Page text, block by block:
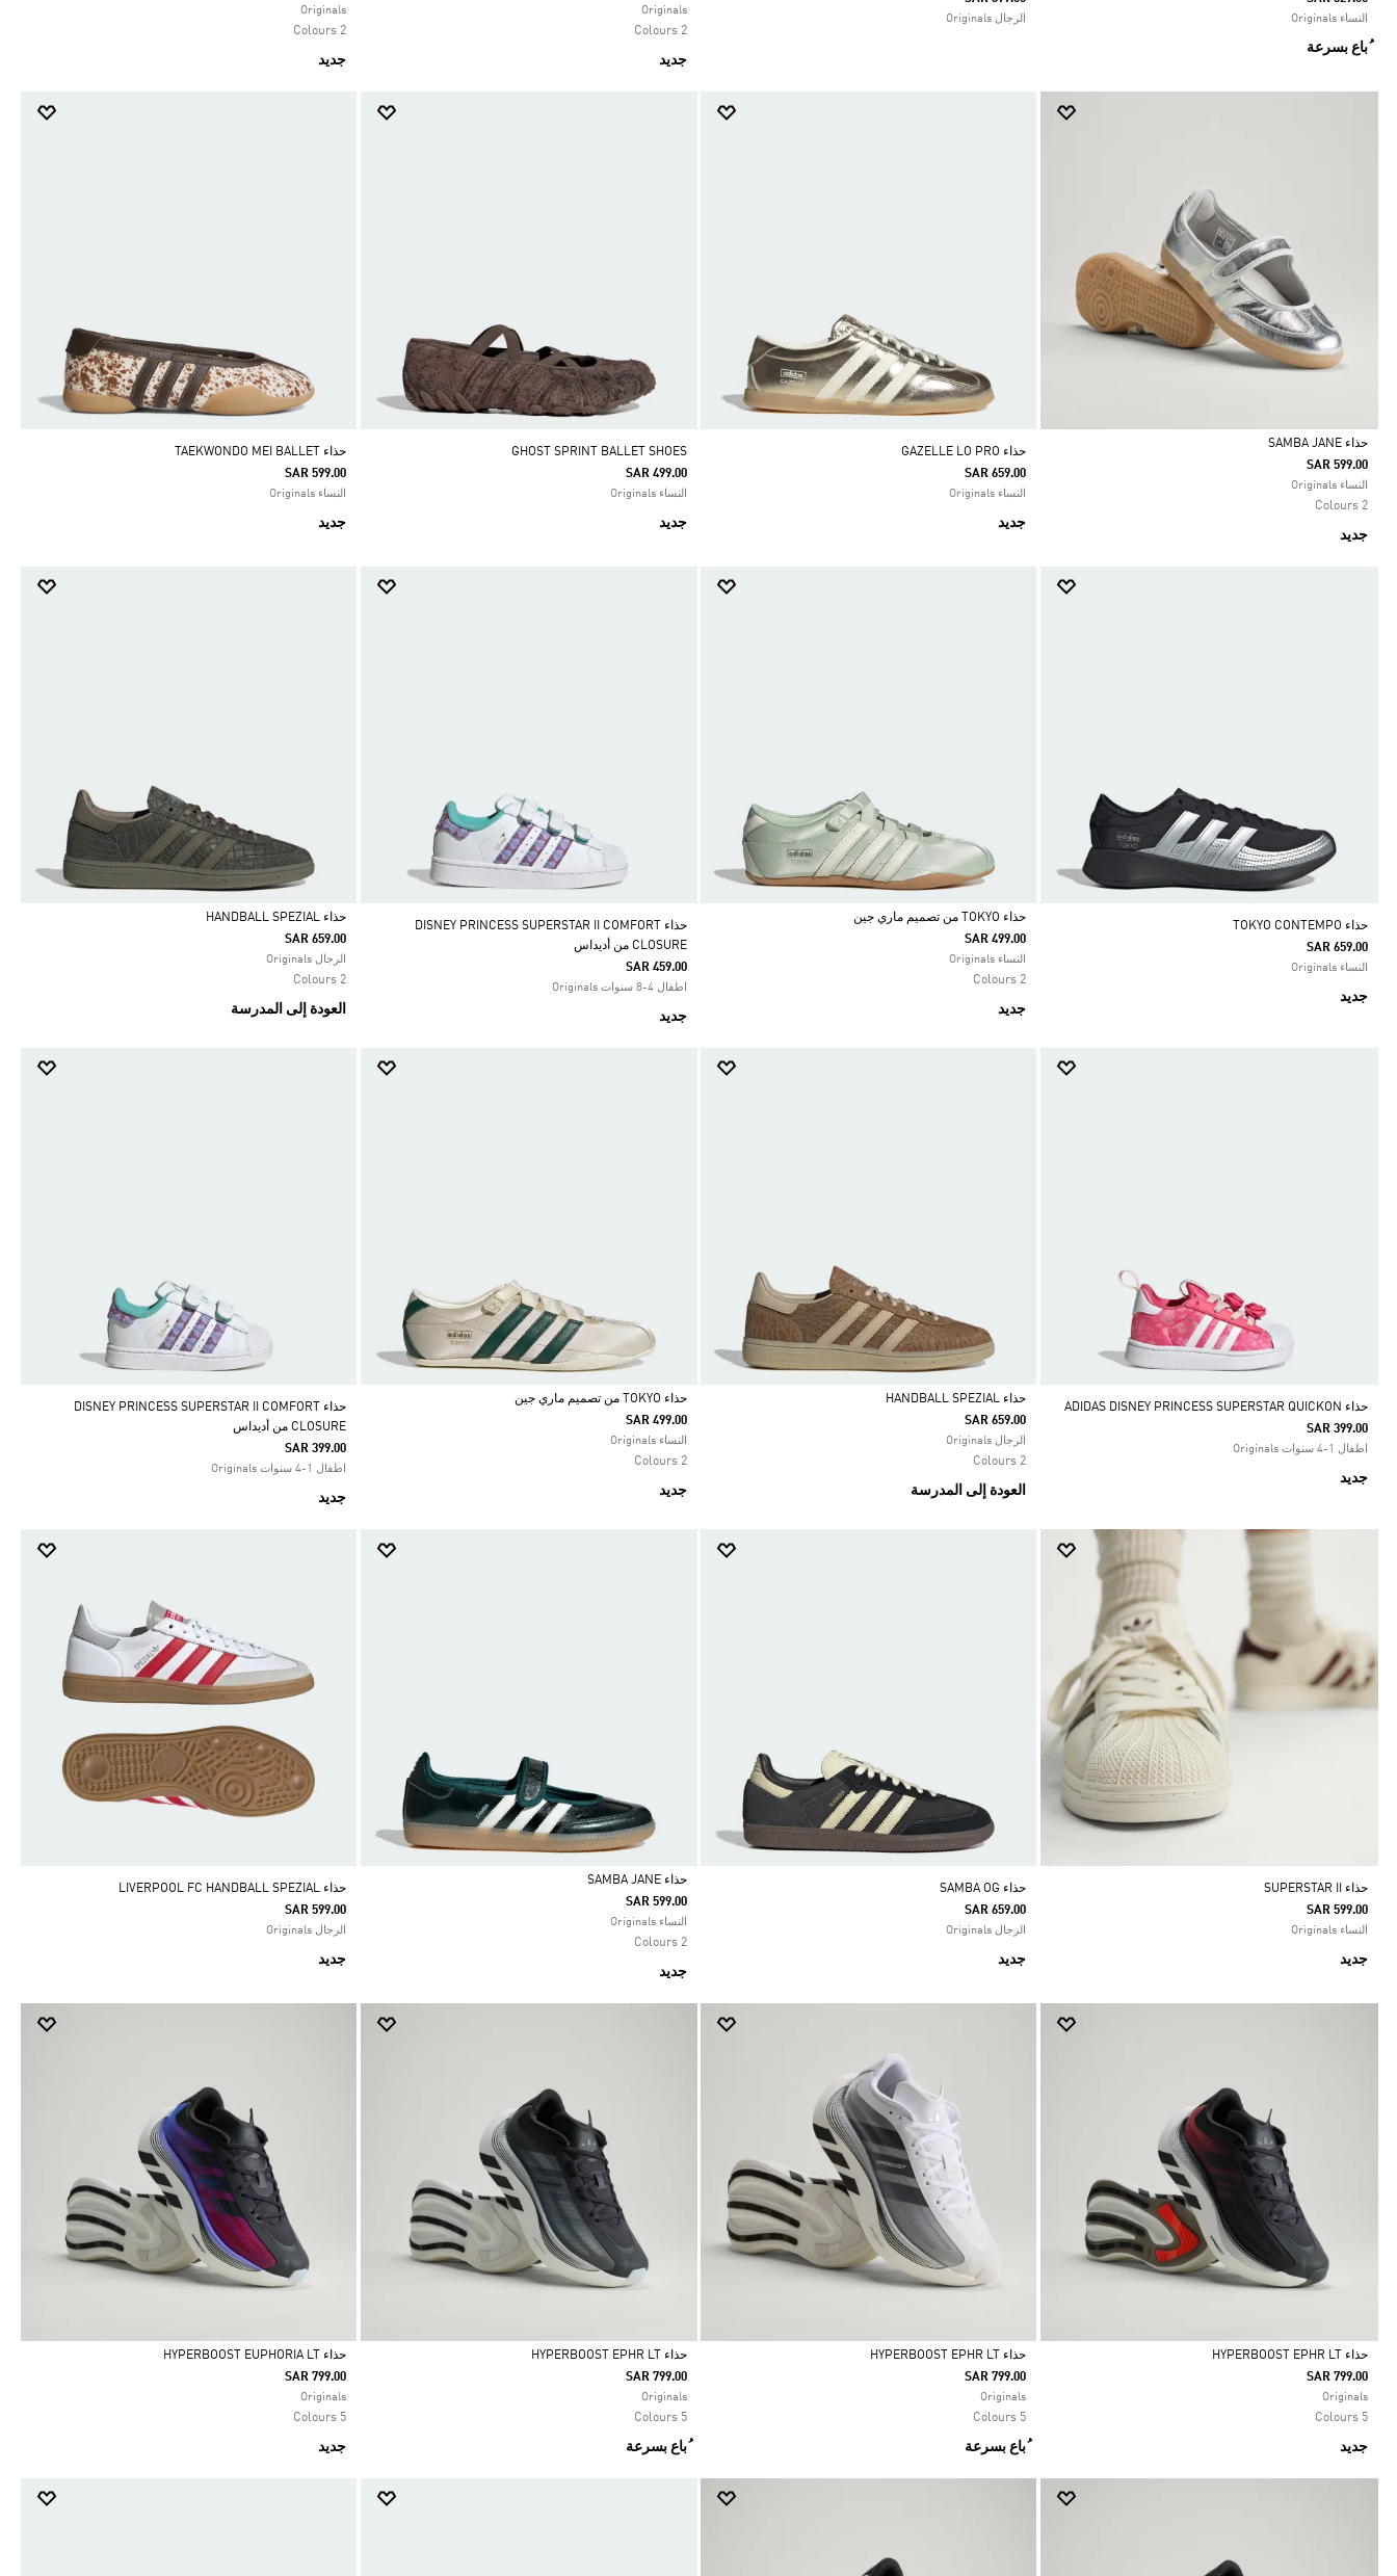
النساء Originals
ُباع بسرعة
الرجال Originals
Selected
Originals
2 Colours
جديد
Selected
Originals
2 Colours
جديد
Selected
حذاء SAMBA JANE
SAR 599.00
النساء Originals
2 Colours
جديد
حذاء GAZELLE LO PRO
SAR 659.00
النساء Originals
جديد
GHOST SPRINT BALLET SHOES
SAR 499.00
النساء Originals
جديد
حذاء TAEKWONDO MEI BALLET
SAR 599.00
النساء Originals
جديد
حذاء TOKYO CONTEMPO
SAR 659.00
النساء Originals
جديد
Selected
حذاء TOKYO من تصميم ماري جين
SAR 499.00
النساء Originals
2 Colours
جديد
حذاء DISNEY PRINCESS SUPERSTAR II COMFORT
CLOSURE من أديداس
SAR 459.00
اطفال 4-8 سنوات Originals
جديد
Selected
حذاء HANDBALL SPEZIAL
SAR 659.00
الرجال Originals
2 Colours
العودة إلى المدرسة
حذاء ADIDAS DISNEY PRINCESS SUPERSTAR QUICKON
SAR 399.00
اطفال 1-4 سنوات Originals
جديد
Selected
حذاء HANDBALL SPEZIAL
SAR 659.00
الرجال Originals
2 Colours
العودة إلى المدرسة
Selected
حذاء TOKYO من تصميم ماري جين
SAR 499.00
النساء Originals
2 Colours
جديد
حذاء DISNEY PRINCESS SUPERSTAR II COMFORT
CLOSURE من أديداس
SAR 399.00
اطفال 1-4 سنوات Originals
جديد
حذاء SUPERSTAR II
SAR 599.00
النساء Originals
جديد
حذاء SAMBA OG
SAR 659.00
الرجال Originals
جديد
Selected
حذاء SAMBA JANE
SAR 599.00
النساء Originals
2 Colours
جديد
حذاء LIVERPOOL FC HANDBALL SPEZIAL
SAR 599.00
الرجال Originals
جديد
Selected
حذاء HYPERBOOST EPHR LT
SAR 799.00
Originals
5 Colours
جديد
Selected
حذاء HYPERBOOST EPHR LT
SAR 799.00
Originals
5 Colours
ُباع بسرعة
Selected
حذاء HYPERBOOST EPHR LT
SAR 799.00
Originals
5 Colours
ُباع بسرعة
Selected
حذاء HYPERBOOST EUPHORIA LT
SAR 799.00
Originals
5 Colours
جديد